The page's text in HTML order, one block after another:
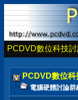
PCDVD數位科技
PCDVD數位
電腦硬體討論群